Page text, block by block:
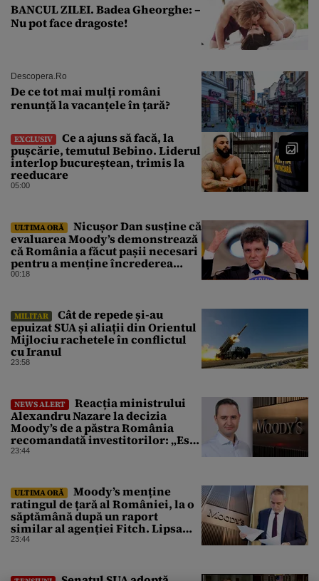
BANCUL ZILEI. Badea Gheorghe: –
Nu pot face dragoste!
Descopera.ro
De ce tot mai mulți români
renunță la vacanțele în țară?
EXCLUSIV
Ce a ajuns să facă, la
pușcărie, temutul Bebino. Liderul
interlop bucureștean, trimis la
reeducare
05:00
ULTIMA ORĂ
Nicușor Dan susține că
evaluarea Moody’s demonstrează
că România a făcut pașii necesari
pentru a menține încrederea
investitorilor: „Totuși,
00:18
MILITAR
Cât de repede și-au
epuizat SUA și aliații din Orientul
Mijlociu rachetele în conflictul
cu Iranul
23:58
NEWS ALERT
Reacția ministrului
Alexandru Nazare la decizia
Moody’s de a păstra România
recomandată investitorilor: „Este
un răgaz, dar în niciun caz un
23:44
ULTIMA ORĂ
Moody’s menține
ratingul de țară al României, la o
săptămână după un raport
similar al agenției Fitch. Lipsa
unui guvern cu puteri depline,
23:44